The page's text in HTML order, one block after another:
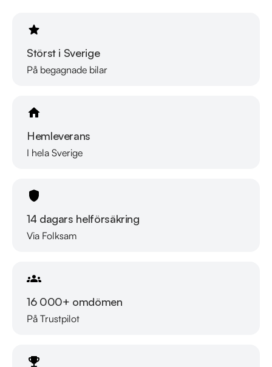
Störst i Sverige
På begagnade bilar
Hemleverans
I hela Sverige
14 dagars helförsäkring
Via Folksam
16 000+ omdömen
På Trustpilot
Telefontider:
Måndag - Söndag: 08:00 - 24:00
Måndag - Fredag: 09:00 - 19:00
Lördag: 10:00 - 18:00